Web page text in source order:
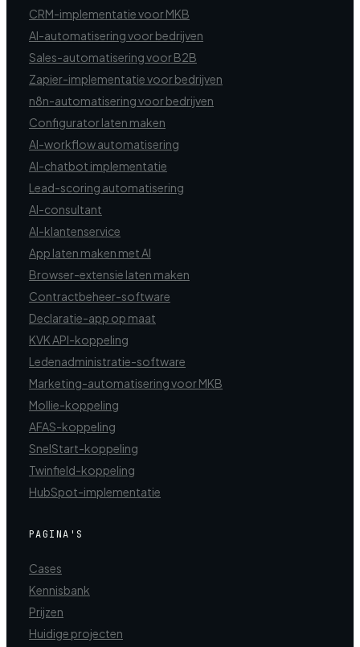
CRM-implementatie voor MKB
AI-automatisering voor bedrijven
Sales-automatisering voor B2B
Zapier-implementatie voor bedrijven
n8n-automatisering voor bedrijven
Configurator laten maken
AI-workflow automatisering
AI-chatbot implementatie
Lead-scoring automatisering
AI-consultant
AI-klantenservice
App laten maken met AI
Browser-extensie laten maken
Contractbeheer-software
Declaratie-app op maat
KVK API-koppeling
Ledenadministratie-software
Marketing-automatisering voor MKB
Mollie-koppeling
AFAS-koppeling
SnelStart-koppeling
Twinfield-koppeling
HubSpot-implementatie
PAGINA'S
Cases
Kennisbank
Prijzen
Huidige projecten